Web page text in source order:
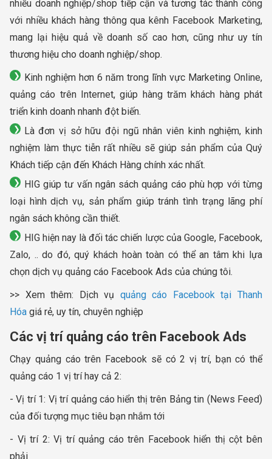
nhiều doanh nghiệp/shop tiếp cận và tương tác thành công
với nhiều khách hàng thông qua kênh Facebook Marketing,
mang lại hiệu quả về doanh số cao hơn, cũng như uy tín
thương hiệu cho doanh nghiệp/shop.
Kinh nghiệm hơn 6 năm trong lĩnh vực Marketing Online,
quảng cáo trên Internet, giúp hàng trăm khách hàng phát
triển kinh doanh nhanh đột biến.
Là đơn vị sở hữu đội ngũ nhân viên kinh nghiệm, kinh
nghiệm làm thực tiễn rất nhiều sẽ giúp sản phẩm của Quý
Khách tiếp cận đến Khách Hàng chính xác nhất.
HIG giúp tư vấn ngân sách quảng cáo phù hợp với từng
loại hình dịch vụ, sản phẩm giúp tránh tình trạng lãng phí
ngân sách không cần thiết.
HIG hiện nay là đối tác chiến lược của Google, Facebook,
Zalo, .. do đó, quý khách hoàn toàn có thể an tâm khi lựa
chọn dịch vụ quảng cáo Facebook Ads của chúng tôi.
>> Xem thêm: Dịch vụ quảng cáo Facebook tại Thanh
Hóa giá rẻ, uy tín, chuyên nghiệp
Các vị trí quảng cáo trên Facebook Ads
Chạy quảng cáo trên Facebook sẽ có 2 vị trí, bạn có thể
quảng cáo 1 vị trí hay cả 2:
- Vị trí 1: Vị trí quảng cáo hiển thị trên Bảng tin (News Feed)
của đối tượng mục tiêu bạn nhắm tới
- Vị trí 2: Vị trí quảng cáo trên Facebook hiển thị cột bên
phải